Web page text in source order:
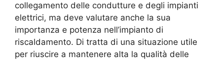
collegamento delle condutture e degli impianti
elettrici, ma deve valutare anche la sua
importanza e potenza nell’impianto di
riscaldamento. Di tratta di una situazione utile
per riuscire a mantenere alta la qualità delle